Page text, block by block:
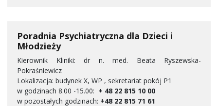
Poradnia Psychiatryczna dla Dzieci i
Młodzieży
Kierownik Kliniki: dr n. med. Beata Ryszewska-
Pokraśniewicz
Lokalizacja: budynek X, WP , sekretariat pokój P1
w godzinach 8.00 -15.00: + 48 22 815 10 00
w pozostałych godzinach: +48 22 815 71 61